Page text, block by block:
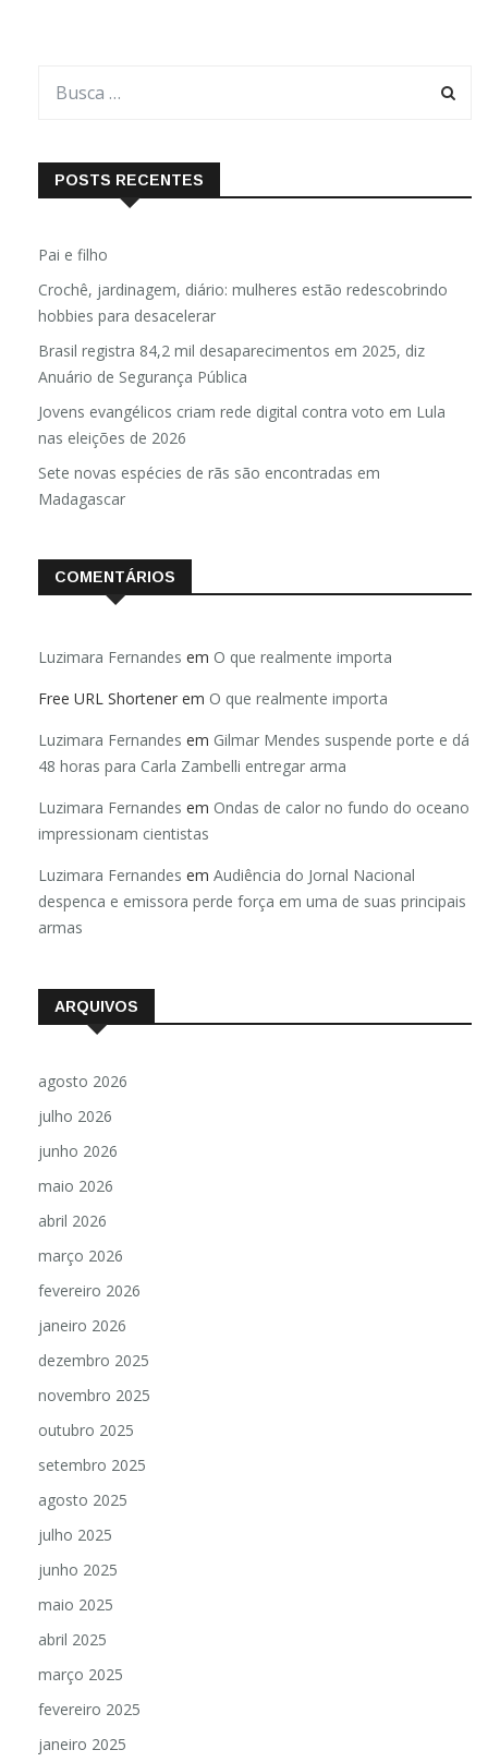
POSTS RECENTES
Pai e filho
Crochê, jardinagem, diário: mulheres estão redescobrindo
hobbies para desacelerar
Brasil registra 84,2 mil desaparecimentos em 2025, diz
Anuário de Segurança Pública
Jovens evangélicos criam rede digital contra voto em Lula
nas eleições de 2026
Sete novas espécies de rãs são encontradas em
Madagascar
COMENTÁRIOS
Luzimara Fernandes em O que realmente importa
Free URL Shortener em O que realmente importa
Luzimara Fernandes em Gilmar Mendes suspende porte e dá
48 horas para Carla Zambelli entregar arma
Luzimara Fernandes em Ondas de calor no fundo do oceano
impressionam cientistas
Luzimara Fernandes em Audiência do Jornal Nacional
despenca e emissora perde força em uma de suas principais
armas
ARQUIVOS
agosto 2026
julho 2026
junho 2026
maio 2026
abril 2026
março 2026
fevereiro 2026
janeiro 2026
dezembro 2025
novembro 2025
outubro 2025
setembro 2025
agosto 2025
julho 2025
junho 2025
maio 2025
abril 2025
março 2025
fevereiro 2025
janeiro 2025